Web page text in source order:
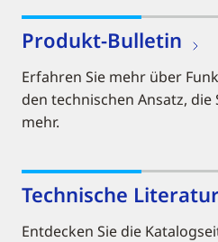
Produkt-Bulletin
Erfahren Sie mehr über
den technischen Ansatz,
mehr.
Technische
Entdecken Sie die